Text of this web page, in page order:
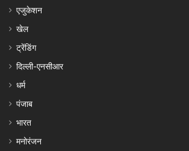
एजुकेशन
खेल
ट्रेंडिंग
दिल्ली-एनसीआर
धर्म
पंजाब
भारत
मनोरंजन